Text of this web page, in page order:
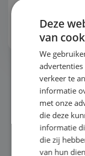
studiereis naar
Bekijk het thema
Deze
van
We
verkeer te
informatie
met onze
die deze
informatie
die zij
van hun